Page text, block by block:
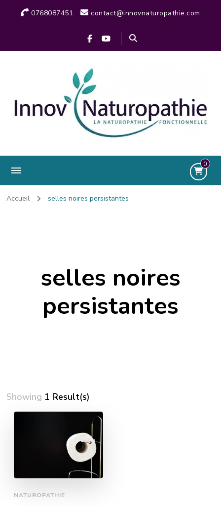
0768087451 contact@innovnaturopathie.com
0
Accueil selles noires persistantes
selles noires
persistantes
Showing 1 Result(s)
NATUROPATHIE